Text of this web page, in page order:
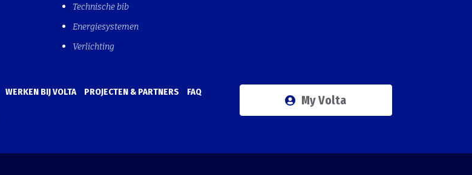
Technische bib
Energiesystemen
Verlichting
WERKEN BIJ VOLTA PROJECTEN & PARTNERS FAQ
My Volta